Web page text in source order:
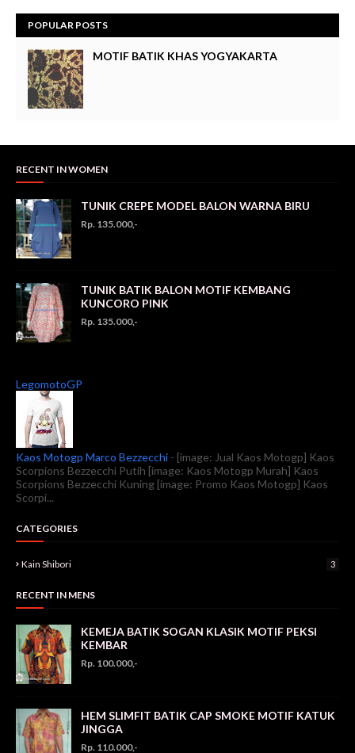
POPULAR POSTS
MOTIF BATIK KHAS YOGYAKARTA
RECENT IN WOMEN
TUNIK CREPE MODEL BALON WARNA BIRU
Rp. 135.000,-
TUNIK BATIK BALON MOTIF KEMBANG
KUNCORO PINK
Rp. 135.000,-
LegomotoGP
Kaos Motogp Marco Bezzecchi - [image: Jual Kaos Motogp] Kaos
Scorpions Bezzecchi Putih [image: Kaos Motogp Murah] Kaos
Scorpions Bezzecchi Kuning [image: Promo Kaos Motogp] Kaos
Scorpi...
CATEGORIES
Kain Shibori 3
RECENT IN MENS
KEMEJA BATIK SOGAN KLASIK MOTIF PEKSI
KEMBAR
Rp. 100.000,-
HEM SLIMFIT BATIK CAP SMOKE MOTIF KATUK
JINGGA
Rp. 110.000,-